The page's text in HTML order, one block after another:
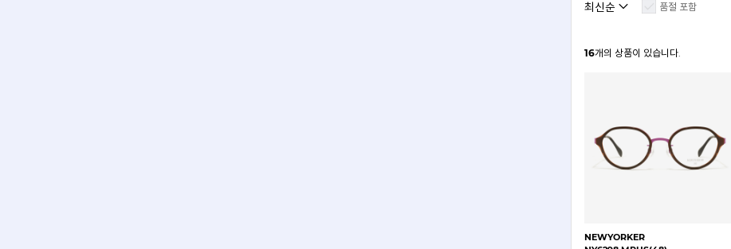
품절 포함
16개의 상품이 있습니다.
NEWYORKER